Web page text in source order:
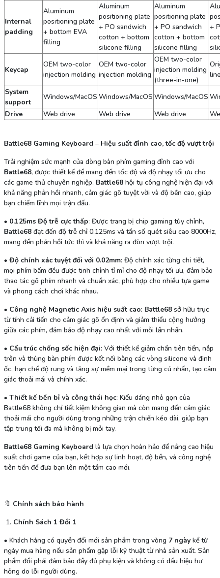
Internal
padding
Aluminum
positioning plate
+ bottom EVA
filling
Aluminum
positioning plate
+ PO sandwich
cotton + bottom
silicone filling
Aluminum
positioning plate
+ PO sandwich
cotton + bottom
silicone filling
+
Keycap
OEM two-color
injection molding
OEM two-color
injection molding
OEM two-color
injection molding
(three-in-one)
System
support
Windows/MacOS Windows/MacOS Windows/MacOS
Drive
Web drive Web drive Web drive
Battle68 Gaming Keyboard – Hiệu suất đỉnh cao, tốc độ vượt trội
Trải nghiệm sức mạnh của dòng bàn phím gaming đỉnh cao với
Battle68, được thiết kế để mang đến tốc độ và độ nhạy tối ưu cho
các game thủ chuyên nghiệp. Battle68hội tụ công nghệ hiện đại với
khả năng phản hồi nhanh, cảm giác gõ tuyệt vời và độ bền cao, giúp
bạn chiếm lĩnh mọi trận đấu.
• 0.125ms Độ trễ cực thấp: Được trang bị chip gaming tùy chỉnh,
Battle68đạt đến độ trễ chỉ 0.125ms và tần số quét siêu cao 8000Hz,
mang đến phản hồi tức thì và khả năng ra đòn vượt trội.
• Độ chính xác tuyệt đối với 0.02mm: Độ chính xác từng chi tiết,
mọi phím bấm đều được tinh chỉnh tỉ mỉ cho độ nhạy tối ưu, đảm bảo
thao tác gõ phím nhanh và chuẩn xác, phù hợp cho nhiều tựa game
và phong cách chơi khác nhau.
• Công nghệ Magnetic Axis hiệu suất cao: Battle68sở hữu trục
từ tính cải tiến cho cảm giác gõ ổn định và giảm thiểu cộng hưởng
giữa các phím, đảm bảo độ nhạy cao nhất với mỗi lần nhấn.
• Cấu trúc chống sốc hiện đại: Với thiết kế giảm chấn tiên tiến, nắp
trên và thùng bàn phím được kết nối bằng các vòng silicone và đinh
ốc, hạn chế độ rung và tăng sự mềm mại trong từng cú nhấn, tạo cảm
giác thoải mái và chính xác.
• Thiết kế bền bỉ và công thái học: Kiểu dáng nhỏ gọn của
Battle68 không chỉ tiết kiệm không gian mà còn mang đến cảm giác
thoải mái cho người dùng trong những trận chiến kéo dài, giúp bạn
tập trung tối đa mà không bị mỏi tay.
Battle68 Gaming Keyboard là lựa chọn hoàn hảo để nâng cao hiệu
suất chơi game của bạn, kết hợp sự linh hoạt, độ bền, và công nghệ
tiên tiến để đưa bạn lên một tầm cao mới.
🔖 Chính sách bảo hành
1. Chính Sách 1 Đổi 1
• Khách hàng có quyền đổi mới sản phẩm trong vòng 7 ngày kể từ
ngày mua hàng nếu sản phẩm gặp lỗi kỹ thuật từ nhà sản xuất. Sản
phẩm đổi phải đảm bảo đầy đủ phụ kiện và không có dấu hiệu hư
hỏng do lỗi người dùng.